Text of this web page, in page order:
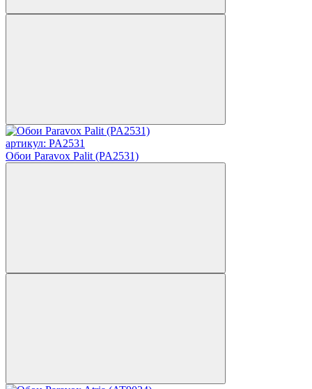
артикул: PA2531
Обои Paravox Palit (PA2531)